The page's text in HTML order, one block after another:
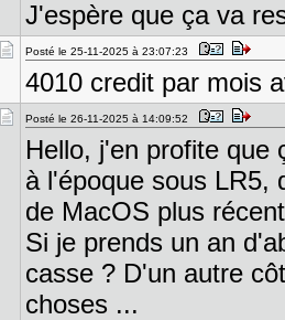
J'espère que ça va
Posté le 25-11-2025 à 23:07:23
4010 credit par mois
Posté le 26-11-2025 à 14:09:52
Hello, j'en profite que
à l'époque sous LR5,
de MacOS plus
Si je prends un an
casse ? D'un autre
choses ...